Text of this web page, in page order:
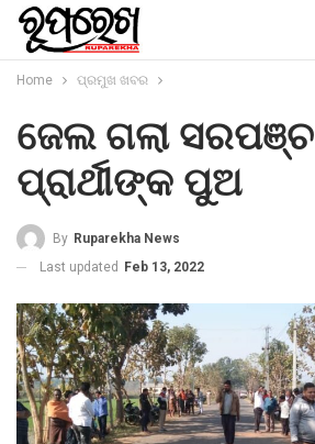
Home ପ୍ରମୁଖ ଖବର
ଜେଲ ଗଲା ସରପଞ୍ଚ
ପ୍ରାର୍ଥୀଙ୍କ ପୁଅ
By Ruparekha News
Last updated Feb 13, 2022